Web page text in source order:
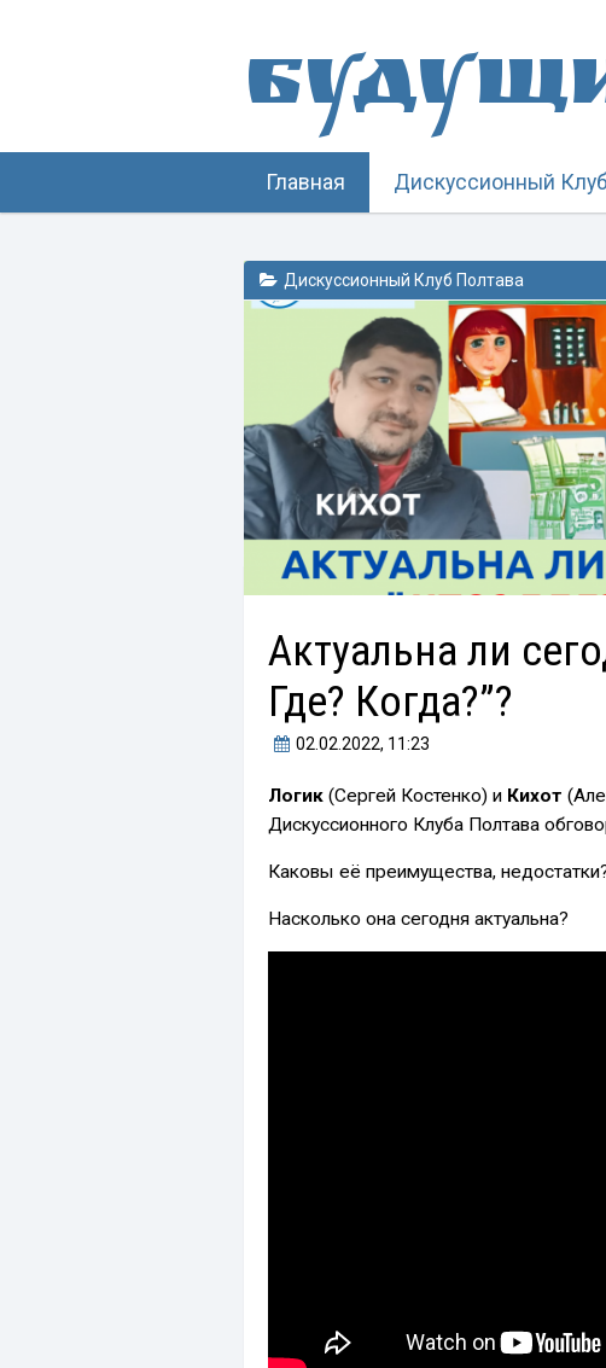
Главная Дискуссионный
Дискуссионный Клуб Полтава
Актуальна ли
Где? Когда?”?
02.02.2022, 11:23
Логик (Сергей Костенко) и Кихот
Дискуссионного Клуба Полтава
Каковы её преимущества,
Насколько она сегодня актуальна?